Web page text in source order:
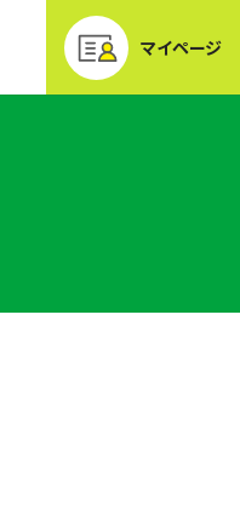
マイページ